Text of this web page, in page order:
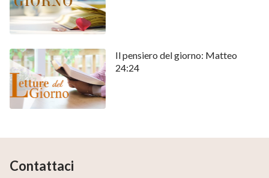
Il pensiero del giorno: Matteo
24:24
Contattaci